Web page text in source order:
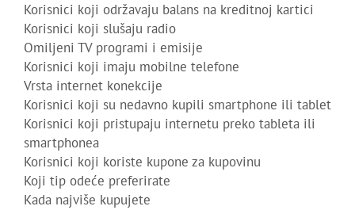
Korisnici koji održavaju balans na kreditnoj kartici
Korisnici koji slušaju radio
Omiljeni TV programi i emisije
Korisnici koji imaju mobilne telefone
Vrsta internet konekcije
Korisnici koji su nedavno kupili smartphone ili tablet
Korisnici koji pristupaju internetu preko tableta ili
smartphonea
Korisnici koji koriste kupone za kupovinu
Koji tip odeće preferirate
Kada najviše kupujete